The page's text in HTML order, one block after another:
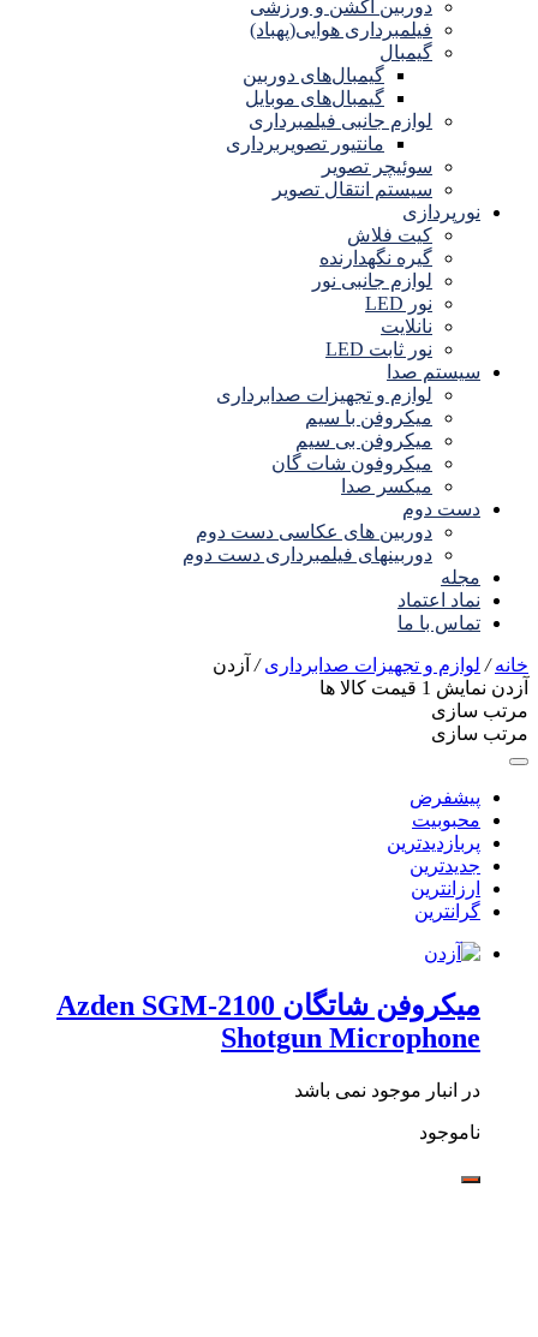
دوربین اکشن و ورزشی
فیلمبرداری هوایی(پهباد)
گیمبال
گیمبال‌های دوربین
گیمبال‌های موبایل
لوازم جانبی فیلمبرداری
مانتیور تصویربرداری
سوئیچر تصویر
سیستم انتقال تصویر
نورپردازی
کیت فلاش
گیره نگهدارنده
لوازم جانبی نور
نور LED
نانلایت
نور ثابت LED
سیستم صدا
لوازم و تجهیزات صدابرداری
میکروفن با سیم
میکروفن بی سیم
میکروفون شات گان
میکسر صدا
دست دوم
دوربین های عکاسی دست دوم
دوربینهای فیلمبرداری دست دوم
مجله
نماد اعتماد
تماس با ما
خانه/ لوازم و تجهیزات صدابرداری/ آزدن
آزدن نمایش 1 قیمت کالا ها
مرتب سازی
مرتب سازی
پیشفرض
محبوبیت
پربازدیدترین
جدیدترین
ارزانترین
گرانترین
میکروفن شاتگان Azden SGM-2100
Shotgun Microphone
در انبار موجود نمی باشد
ناموجود